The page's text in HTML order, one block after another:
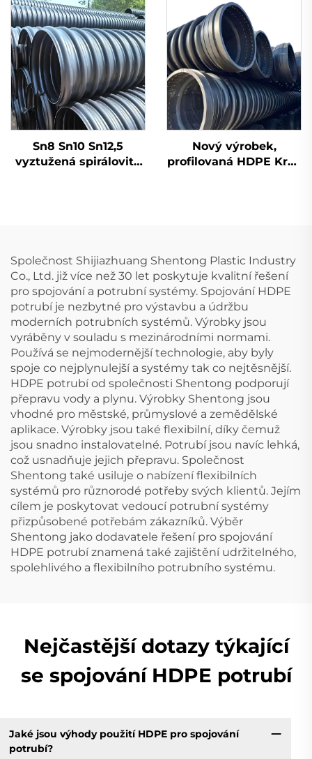
kříž UPVC, tvarovky
3D, čtyřcestné
Sn8 Sn10 Sn12,5
vyztužená spirálovitá
Nový výrobek,
profilovaná HDPE Krah
Společnost Shijiazhuang Shentong Plastic Industry
Co., Ltd. již více než 30 let poskytuje kvalitní řešení
pro spojování a potrubní systémy. Spojování HDPE
potrubí je nezbytné pro výstavbu a údržbu
moderních potrubních systémů. Výrobky jsou
vyráběny v souladu s mezinárodními normami.
Používá se nejmodernější technologie, aby byly
spoje co nejplynulejší a systémy tak co nejtěsnější.
HDPE potrubí od společnosti Shentong podporují
přepravu vody a plynu. Výrobky Shentong jsou
vhodné pro městské, průmyslové a zemědělské
aplikace. Výrobky jsou také flexibilní, díky čemuž
jsou snadno instalovatelné. Potrubí jsou navíc lehká,
což usnadňuje jejich přepravu. Společnost
Shentong také usiluje o nabízení flexibilních
systémů pro různorodé potřeby svých klientů. Jejím
cílem je poskytovat vedoucí potrubní systémy
přizpůsobené potřebám zákazníků. Výběr
Shentong jako dodavatele řešení pro spojování
HDPE potrubí znamená také zajištění udržitelného,
spolehlivého a flexibilního potrubního systému.
Nejčastější dotazy týkající
se spojování HDPE potrubí
Jaké jsou výhody použití HDPE pro spojování
potrubí?